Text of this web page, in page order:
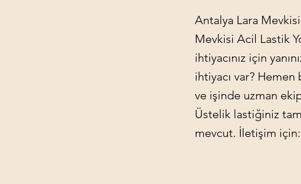
Antalya Lara
Mevkisi Acil Lastik
ihtiyacınız için
ihtiyacı var? Hemen
ve işinde uzman
Üstelik lastiğiniz
mevcut. İletişim için: